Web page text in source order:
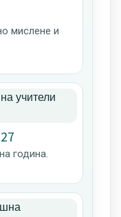
мислене и
година.